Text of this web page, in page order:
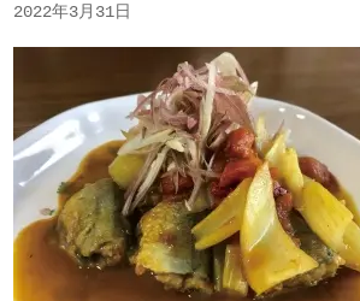
2022年3月31日